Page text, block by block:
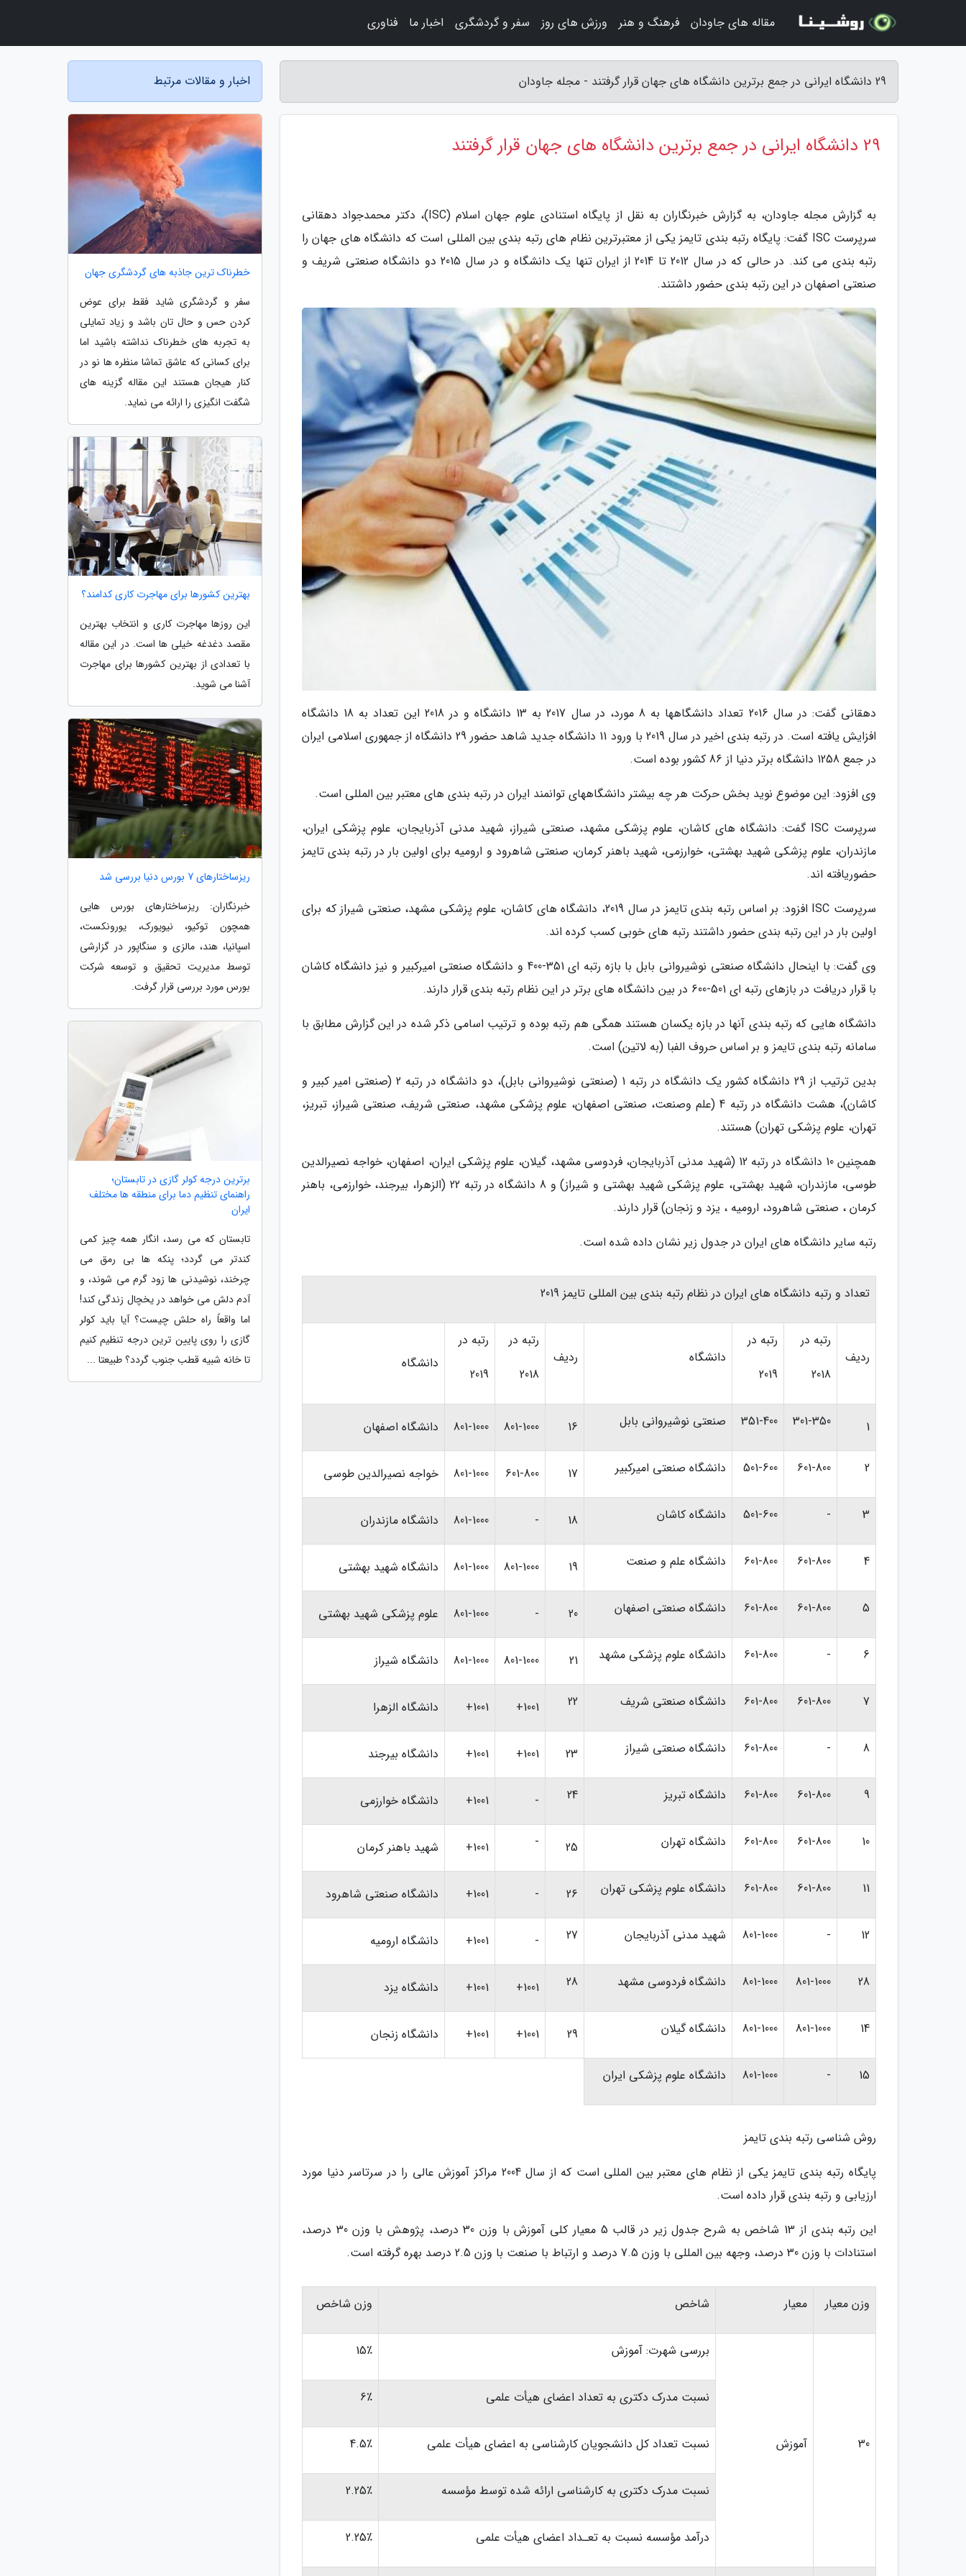
29 دانشگاه ایرانی در جمع برترین دانشگاه های جهان قرار گرفتند - مجله جاودان
29 دانشگاه ایرانی در جمع برترین دانشگاه های جهان قرار گرفتند
به گزارش مجله جاودان، به گزارش خبرنگاران به نقل از پایگاه استنادی علوم جهان اسلام (ISC)، دکتر محمدجواد دهقانی
سرپرست ISC گفت: پایگاه رتبه بندی تایمز یکی از معتبرترین نظام های رتبه بندی بین المللی است که دانشگاه های جهان را
رتبه بندی می کند. در حالی که در سال 2012 تا 2014 از ایران تنها یک دانشگاه و در سال 2015 دو دانشگاه صنعتی شریف و
صنعتی اصفهان در این رتبه بندی حضور داشتند.
دهقانی گفت: در سال 2016 تعداد دانشگاهها به 8 مورد، در سال 2017 به 13 دانشگاه و در 2018 این تعداد به 18 دانشگاه
افزایش یافته است. در رتبه بندی اخیر در سال 2019 با ورود 11 دانشگاه جدید شاهد حضور 29 دانشگاه از جمهوری اسلامی ایران
در جمع 1258 دانشگاه برتر دنیا از 86 کشور بوده است.
وی افزود: این موضوع نوید بخش حرکت هر چه بیشتر دانشگاههای توانمند ایران در رتبه بندی های معتبر بین المللی است.
سرپرست ISC گفت: دانشگاه های کاشان، علوم پزشکی مشهد، صنعتی شیراز، شهید مدنی آذربایجان، علوم پزشکی ایران،
مازندران، علوم پزشکی شهید بهشتی، خوارزمی، شهید باهنر کرمان، صنعتی شاهرود و ارومیه برای اولین بار در رتبه بندی تایمز
حضوریافته اند.
سرپرست ISC افزود: بر اساس رتبه بندی تایمز در سال 2019، دانشگاه های کاشان، علوم پزشکی مشهد، صنعتی شیراز که برای
اولین بار در این رتبه بندی حضور داشتند رتبه های خوبی کسب کرده اند.
وی گفت: با اینحال دانشگاه صنعتی نوشیروانی بابل با بازه رتبه ای 351-400 و دانشگاه صنعتی امیرکبیر و نیز دانشگاه کاشان
با قرار دریافت در بازهای رتبه ای 501-600 در بین دانشگاه های برتر در این نظام رتبه بندی قرار دارند.
دانشگاه هایی که رتبه بندی آنها در بازه یکسان هستند همگی هم رتبه بوده و ترتیب اسامی ذکر شده در این گزارش مطابق با
سامانه رتبه بندی تایمز و بر اساس حروف الفبا (به لاتین) است.
بدین ترتیب از 29 دانشگاه کشور یک دانشگاه در رتبه 1 (صنعتی نوشیروانی بابل)، دو دانشگاه در رتبه 2 (صنعتی امیر کبیر و
کاشان)، هشت دانشگاه در رتبه 4 (علم وصنعت، صنعتی اصفهان، علوم پزشکی مشهد، صنعتی شریف، صنعتی شیراز، تبریز،
تهران، علوم پزشکی تهران) هستند.
همچنین 10 دانشگاه در رتبه 12 (شهید مدنی آذربایجان، فردوسی مشهد، گیلان، علوم پزشکی ایران، اصفهان، خواجه نصیرالدین
طوسی، مازندران، شهید بهشتی، علوم پزشکی شهید بهشتی و شیراز) و 8 دانشگاه در رتبه 22 (الزهرا، بیرجند، خوارزمی، باهنر
کرمان ، صنعتی شاهرود، ارومیه ، یزد و زنجان) قرار دارند.
رتبه سایر دانشگاه های ایران در جدول زیر نشان داده شده است.
تعداد و رتبه دانشگاه های ایران در نظام رتبه بندی بین المللی تایمز 2019
ردیف
رتبه در
2018
رتبه در
2019
دانشگاه ردیف
رتبه در
2018
رتبه در
2019
دانشگاه
1
301-350
351-400 صنعتی نوشیروانی بابل 16
801-1000
801-1000 دانشگاه اصفهان
2
601-800
501-600 دانشگاه صنعتی امیرکبیر 17
601-800
801-1000 خواجه نصیرالدین طوسی
3
-
501-600 دانشگاه کاشان 18
-
801-1000 دانشگاه مازندران
4
601-800
601-800 دانشگاه علم و صنعت 19
801-1000
801-1000 دانشگاه شهید بهشتی
5
601-800
601-800 دانشگاه صنعتی اصفهان 20
-
801-1000 علوم پزشکی شهید بهشتی
6
-
601-800 دانشگاه علوم پزشکی مشهد 21
801-1000
801-1000 دانشگاه شیراز
7
601-800
601-800 دانشگاه صنعتی شریف 22
1001+
1001+ دانشگاه الزهرا
8
-
601-800 دانشگاه صنعتی شیراز 23
1001+
1001+ دانشگاه بیرجند
9
601-800
601-800 دانشگاه تبریز 24
-
1001+ دانشگاه خوارزمی
10
601-800
601-800 دانشگاه تهران 25
-
1001+ شهید باهنر کرمان
11
601-800
601-800 دانشگاه علوم پزشکی تهران 26
-
1001+ دانشگاه صنعتی شاهرود
12
-
801-1000 شهید مدنی آذربایجان 27
-
1001+ دانشگاه ارومیه
28
801-1000
801-1000 دانشگاه فردوسی مشهد 28
1001+
1001+ دانشگاه یزد
14
801-1000
801-1000 دانشگاه گیلان 29
1001+
1001+ دانشگاه زنجان
15
-
801-1000 دانشگاه علوم پزشکی ایران
روش شناسی رتبه بندی تایمز
پایگاه رتبه بندی تایمز یکی از نظام های معتبر بین المللی است که از سال 2004 مراکز آموزش عالی را در سرتاسر دنیا مورد
ارزیابی و رتبه بندی قرار داده است.
این رتبه بندی از 13 شاخص به شرح جدول زیر در قالب 5 معیار کلی آموزش با وزن 30 درصد، پژوهش با وزن 30 درصد،
استنادات با وزن 30 درصد، وجهه بین المللی با وزن 7.5 درصد و ارتباط با صنعت با وزن 2.5 درصد بهره گرفته است.
وزن معیار معیار شاخص وزن شاخص
30 آموزش
بررسی شهرت: آموزش 15٪
نسبت مدرک دکتری به تعداد اعضای هیأت علمی 6٪
نسبت تعداد کل دانشجویان کارشناسی به اعضای هیأت علمی 4.5٪
نسبت مدرک دکتری به کارشناسی ارائه شده توسط مؤسسه 2.25٪
درآمد مؤسسه نسبت به تعـداد اعضای هیأت ­علمی 2.25٪
اخبار و مقالات مرتبط
خطرناک ترین جاذبه های گردشگری جهان
سفر و گردشگری شاید فقط برای عوض
کردن حس و حال تان باشد و زیاد تمایلی
به تجربه های خطرناک نداشته باشید اما
برای کسانی که عاشق تماشا منظره ها نو در
کنار هیجان هستند این مقاله گزینه های
شگفت انگیزی را ارائه می نماید.
بهترین کشورها برای مهاجرت کاری کدامند؟
این روزها مهاجرت کاری و انتخاب بهترین
مقصد دغدغه خیلی ها است. در این مقاله
با تعدادی از بهترین کشورها برای مهاجرت
آشنا می شوید.
ریزساختارهای 7 بورس دنیا بررسی شد
خبرنگاران: ریزساختارهای بورس هایی
همچون توکیو، نیویورک، یورونکست،
اسپانیا، هند، مالزی و سنگاپور در گزارشی
توسط مدیریت تحقیق و توسعه شرکت
بورس مورد بررسی قرار گرفت.
برترین درجه کولر گازی در تابستان؛
راهنمای تنظیم دما برای منطقه ها مختلف
ایران
تابستان که می رسد، انگار همه چیز کمی
کندتر می گردد؛ پنکه ها بی رمق می
چرخند، نوشیدنی ها زود گرم می شوند، و
آدم دلش می خواهد در یخچال زندگی کند!
اما واقعاً راه حلش چیست؟ آیا باید کولر
گازی را روی پایین ترین درجه تنظیم کنیم
تا خانه شبیه قطب جنوب گردد؟ طبیعتا ...
مقاله های جاودان فرهنگ و هنر ورزش های روز سفر و گردشگری اخبار ما فناوری